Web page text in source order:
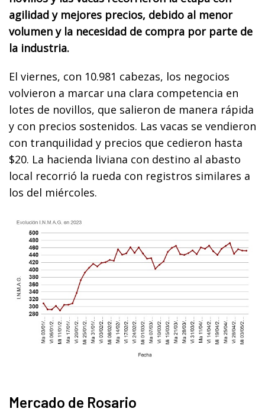
agilidad y mejores precios, debido al menor
volumen y la necesidad de compra por parte de
la industria.
El viernes, con 10.981 cabezas, los negocios
volvieron a marcar una clara competencia en
lotes de novillos, que salieron de manera rápida
y con precios sostenidos. Las vacas se vendieron
con tranquilidad y precios que cedieron hasta
$20. La hacienda liviana con destino al abasto
local recorrió la rueda con registros similares a
los del miércoles.
Mercado de Rosario